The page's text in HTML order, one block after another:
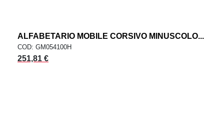
ALFABETARIO MOBILE CORSIVO MINUSCOLO...
COD: GM054100H
251,81 €